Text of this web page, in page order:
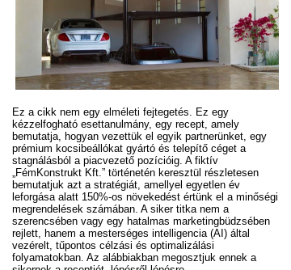
Ez a cikk nem egy elméleti fejtegetés. Ez egy
kézzelfogható esettanulmány, egy recept, amely
bemutatja, hogyan vezettük el egyik partnerünket, egy
prémium kocsibeállókat gyártó és telepítő céget a
stagnálásból a piacvezető pozícióig. A fiktív
„FémKonstrukt Kft.” történetén keresztül részletesen
bemutatjuk azt a stratégiát, amellyel egyetlen év
leforgása alatt 150%-os növekedést értünk el a minőségi
megrendelések számában. A siker titka nem a
szerencsében vagy egy hatalmas marketingbüdzsében
rejlett, hanem a mesterséges intelligencia (AI) által
vezérelt, tűpontos célzási és optimalizálási
folyamatokban. Az alábbiakban megosztjuk ennek a